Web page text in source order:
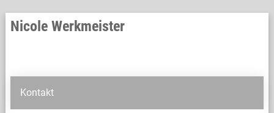
Nicole Werkmeister
Kontakt